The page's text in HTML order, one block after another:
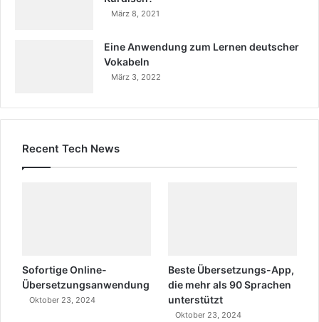
März 8, 2021
Eine Anwendung zum Lernen deutscher
Vokabeln
März 3, 2022
Recent Tech News
Sofortige Online-
Übersetzungsanwendung
Oktober 23, 2024
Beste Übersetzungs-App,
die mehr als 90 Sprachen
unterstützt
Oktober 23, 2024